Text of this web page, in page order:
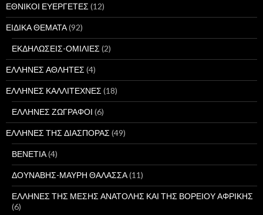
ΕΘΝΙΚΟΙ ΕΥΕΡΓΕΤΕΣ (12)
ΕΙΔΙΚΑ ΘΕΜΑΤΑ(92)
ΕΚΔΗΛΩΣΕΙΣ-ΟΜΙΛΙΕΣ (2)
ΕΛΛΗΝΕΣ ΑΘΛΗΤΕΣ (4)
ΕΛΛΗΝΕΣ ΚΑΛΛΙΤΕΧΝΕΣ (18)
ΕΛΛΗΝΕΣ ΖΩΓΡΑΦΟΙ (6)
ΕΛΛΗΝΕΣ ΤΗΣ ΔΙΑΣΠΟΡΑΣ (49)
ΒΕΝΕΤΙΑ(4)
ΔΟΥΝΑΒΗΣ-ΜΑΥΡΗ ΘΑΛΑΣΣΑ(11)
ΕΛΛΗΝΕΣ ΤΗΣ ΜΕΣΗΣ ΑΝΑΤΟΛΗΣ ΚΑΙ ΤΗΣ ΒΟΡΕΙΟΥ ΑΦΡΙΚΗΣ
(6)